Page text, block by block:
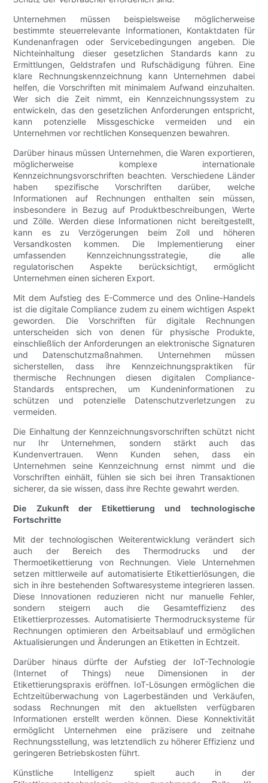
Unternehmen müssen beispielsweise möglicherweise
bestimmte steuerrelevante Informationen, Kontaktdaten für
Kundenanfragen oder Servicebedingungen angeben. Die
Nichteinhaltung dieser gesetzlichen Standards kann zu
Ermittlungen, Geldstrafen und Rufschädigung führen. Eine
klare Rechnungskennzeichnung kann Unternehmen dabei
helfen, die Vorschriften mit minimalem Aufwand einzuhalten.
Wer sich die Zeit nimmt, ein Kennzeichnungssystem zu
entwickeln, das den gesetzlichen Anforderungen entspricht,
kann potenzielle Missgeschicke vermeiden und ein
Unternehmen vor rechtlichen Konsequenzen bewahren.
Darüber hinaus müssen Unternehmen, die Waren exportieren,
möglicherweise komplexe internationale
Kennzeichnungsvorschriften beachten. Verschiedene Länder
haben spezifische Vorschriften darüber, welche
Informationen auf Rechnungen enthalten sein müssen,
insbesondere in Bezug auf Produktbeschreibungen, Werte
und Zölle. Werden diese Informationen nicht bereitgestellt,
kann es zu Verzögerungen beim Zoll und höheren
Versandkosten kommen. Die Implementierung einer
umfassenden Kennzeichnungsstrategie, die alle
regulatorischen Aspekte berücksichtigt, ermöglicht
Unternehmen einen sicheren Export.
Mit dem Aufstieg des E-Commerce und des Online-Handels
ist die digitale Compliance zudem zu einem wichtigen Aspekt
geworden. Die Vorschriften für digitale Rechnungen
unterscheiden sich von denen für physische Produkte,
einschließlich der Anforderungen an elektronische Signaturen
und Datenschutzmaßnahmen. Unternehmen müssen
sicherstellen, dass ihre Kennzeichnungspraktiken für
thermische Rechnungen diesen digitalen Compliance-
Standards entsprechen, um Kundeninformationen zu
schützen und potenzielle Datenschutzverletzungen zu
vermeiden.
Die Einhaltung der Kennzeichnungsvorschriften schützt nicht
nur Ihr Unternehmen, sondern stärkt auch das
Kundenvertrauen. Wenn Kunden sehen, dass ein
Unternehmen seine Kennzeichnung ernst nimmt und die
Vorschriften einhält, fühlen sie sich bei ihren Transaktionen
sicherer, da sie wissen, dass ihre Rechte gewahrt werden.
Die Zukunft der Etikettierung und technologische
Fortschritte
Mit der technologischen Weiterentwicklung verändert sich
auch der Bereich des Thermodrucks und der
Thermoetikettierung von Rechnungen. Viele Unternehmen
setzen mittlerweile auf automatisierte Etikettierlösungen, die
sich in ihre bestehenden Softwaresysteme integrieren lassen.
Diese Innovationen reduzieren nicht nur manuelle Fehler,
sondern steigern auch die Gesamteffizienz des
Etikettierprozesses. Automatisierte Thermodrucksysteme für
Rechnungen optimieren den Arbeitsablauf und ermöglichen
Aktualisierungen und Änderungen an Etiketten in Echtzeit.
Darüber hinaus dürfte der Aufstieg der IoT-Technologie
(Internet of Things) neue Dimensionen in der
Etikettierungspraxis eröffnen. IoT-Lösungen ermöglichen die
Echtzeitüberwachung von Lagerbeständen und Verkäufen,
sodass Rechnungen mit den aktuellsten verfügbaren
Informationen erstellt werden können. Diese Konnektivität
ermöglicht Unternehmen eine präzisere und zeitnahe
Rechnungsstellung, was letztendlich zu höherer Effizienz und
geringeren Betriebskosten führt.
Künstliche Intelligenz spielt auch in der